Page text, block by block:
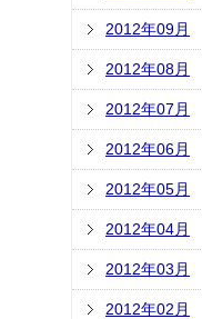
2012年09月
2012年08月
2012年07月
2012年06月
2012年05月
2012年04月
2012年03月
2012年02月